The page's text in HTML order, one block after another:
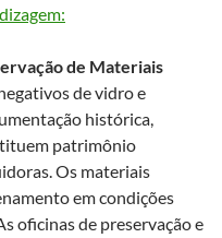
de Materiais
de vidro e
histórica,
patrimônio
Os materiais
em condições
oficinas de preservação e